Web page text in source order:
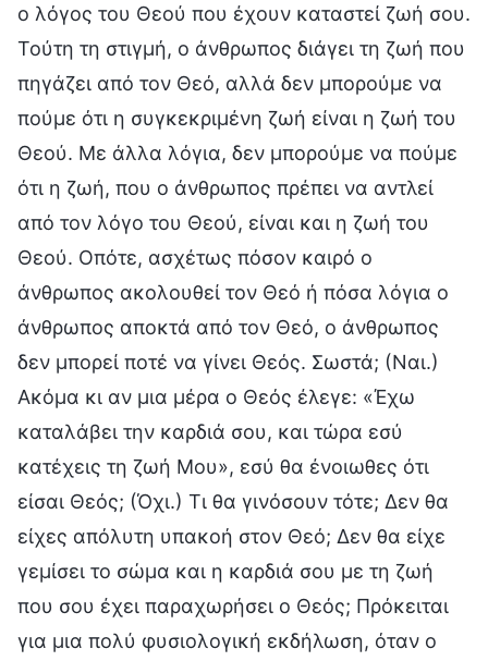
ο λόγος του Θεού που έχουν καταστεί ζωή σου.
Τούτη τη στιγμή, ο άνθρωπος διάγει τη ζωή που
πηγάζει από τον Θεό, αλλά δεν μπορούμε να
πούμε ότι η συγκεκριμένη ζωή είναι η ζωή του
Θεού. Με άλλα λόγια, δεν μπορούμε να πούμε
ότι η ζωή, που ο άνθρωπος πρέπει να αντλεί
από τον λόγο του Θεού, είναι και η ζωή του
Θεού. Οπότε, ασχέτως πόσον καιρό ο
άνθρωπος ακολουθεί τον Θεό ή πόσα λόγια ο
άνθρωπος αποκτά από τον Θεό, ο άνθρωπος
δεν μπορεί ποτέ να γίνει Θεός. Σωστά; (Ναι.)
Ακόμα κι αν μια μέρα ο Θεός έλεγε: «Έχω
καταλάβει την καρδιά σου, και τώρα εσύ
κατέχεις τη ζωή Μου», εσύ θα ένοιωθες ότι
είσαι Θεός; (Όχι.) Τι θα γινόσουν τότε; Δεν θα
είχες απόλυτη υπακοή στον Θεό; Δεν θα είχε
γεμίσει το σώμα και η καρδιά σου με τη ζωή
που σου έχει παραχωρήσει ο Θεός; Πρόκειται
για μια πολύ φυσιολογική εκδήλωση, όταν ο